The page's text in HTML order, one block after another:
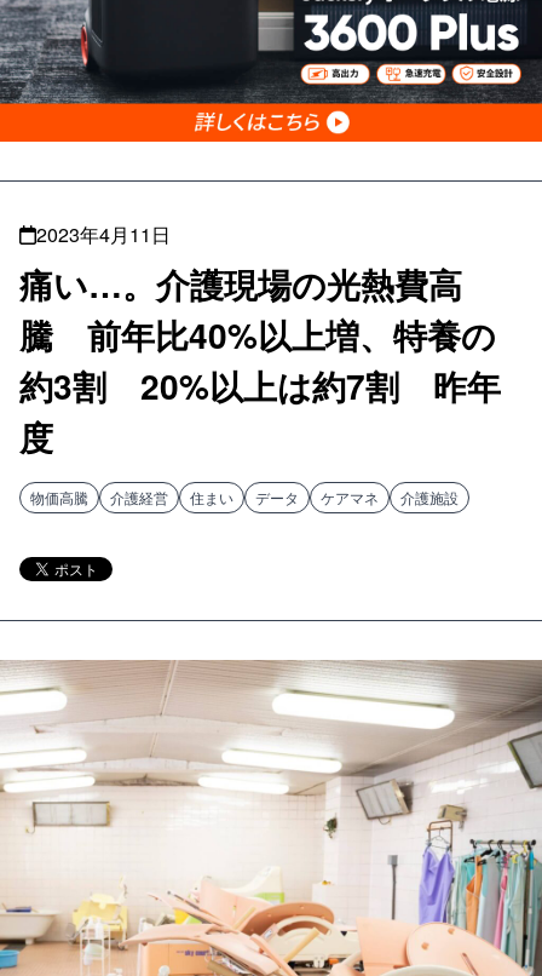
2023年4月11日
痛い…。介護現場の光熱費高
騰 前年比40%以上増、特養の
約3割 20%以上は約7割 昨年
度
物価高騰 介護経営 住まい データ ケアマネ 介護施設